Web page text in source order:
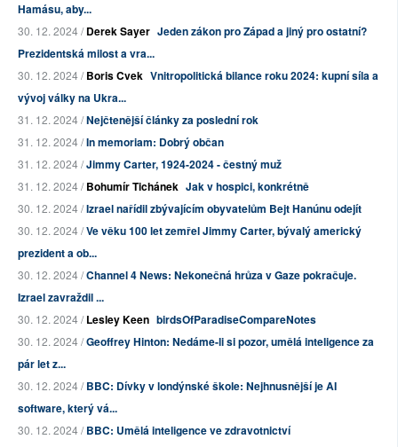
Hamásu, aby...
30. 12. 2024 /Derek Sayer Jeden zákon pro Západ a jiný pro ostatní?
Prezidentská milost a vra...
30. 12. 2024 /Boris Cvek Vnitropolitická bilance roku 2024: kupní síla a
vývoj války na Ukra...
31. 12. 2024 /Nejčtenější články za poslední rok
31. 12. 2024 /In memoriam: Dobrý občan
31. 12. 2024 /Jimmy Carter, 1924-2024 - čestný muž
31. 12. 2024 /Bohumír Tichánek Jak v hospici, konkrétně
30. 12. 2024 /Izrael nařídil zbývajícím obyvatelům Bejt Hanúnu odejít
30. 12. 2024 /Ve věku 100 let zemřel Jimmy Carter, bývalý americký
prezident a ob...
30. 12. 2024 /Channel 4 News: Nekonečná hrůza v Gaze pokračuje.
Izrael zavraždil ...
30. 12. 2024 /Lesley Keen birdsOfParadiseCompareNotes
30. 12. 2024 /Geoffrey Hinton: Nedáme-li si pozor, umělá inteligence za
pár let z...
30. 12. 2024 /BBC: Dívky v londýnské škole: Nejhnusnější je AI
software, který vá...
30. 12. 2024 /BBC: Umělá inteligence ve zdravotnictví